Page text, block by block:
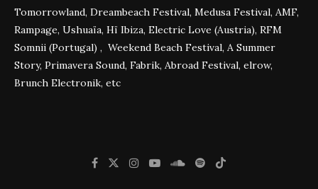
Tomorrowland, Dreambeach Festival, Medusa Festival, AMF,
Rampage, Ushuaïa, Hï Ibiza, Electric Love (Austria), RFM
Somnii (Portugal) , Weekend Beach Festival, A Summer
Story, Primavera Sound, Fabrik, Abroad Festival, elrow,
Brunch Electronik, etc